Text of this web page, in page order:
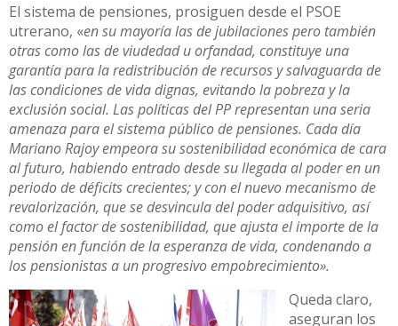
El sistema de pensiones, prosiguen desde el PSOE
utrerano, «en su mayoría las de jubilaciones pero también
otras como las de viudedad u orfandad, constituye una
garantía para la redistribución de recursos y salvaguarda de
las condiciones de vida dignas, evitando la pobreza y la
exclusión social. Las políticas del PP representan una seria
amenaza para el sistema público de pensiones. Cada día
Mariano Rajoy empeora su sostenibilidad económica de cara
al futuro, habiendo entrado desde su llegada al poder en un
periodo de déficits crecientes; y con el nuevo mecanismo de
revalorización, que se desvincula del poder adquisitivo, así
como el factor de sostenibilidad, que ajusta el importe de la
pensión en función de la esperanza de vida, condenando a
los pensionistas a un progresivo empobrecimiento».
Queda claro,
aseguran los